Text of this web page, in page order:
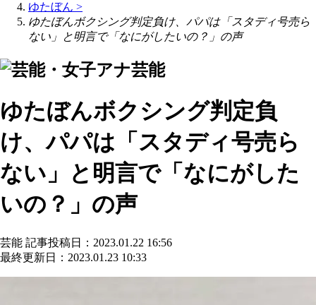
ゆたぼん >
ゆたぼんボクシング判定負け、パパは「スタディ号売ら
ない」と明言で「なにがしたいの？」の声
芸能
ゆたぼんボクシング判定負
け、パパは「スタディ号売ら
ない」と明言で「なにがした
いの？」の声
芸能 記事投稿日：2023.01.22 16:56
最終更新日：2023.01.23 10:33